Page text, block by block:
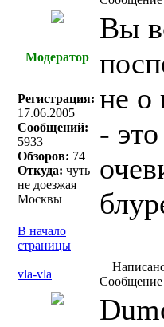
Модератор
Регистрация:
17.06.2005
Сообщений:
5933
Обзоров: 74
Откуда: чуть
не доезжая
Москвы
Вы
не о
-
В начало
страницы
vla-vla
Сообщение